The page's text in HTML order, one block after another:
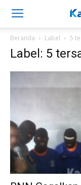
Beranda Label 5
Label: 5